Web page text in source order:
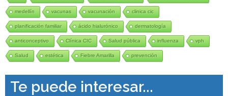
medellín vacunas vacunación clinica cic
planificación familiar ácido hialurónico dermatología
anticonceptivo Clínica CIC Salud pública influenza vph
Salud estética Fiebre Amarilla prevención
Te puede interesar...